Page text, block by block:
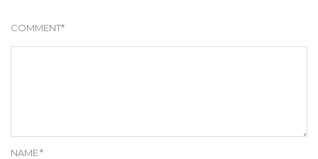
COMMENT*
NAME*